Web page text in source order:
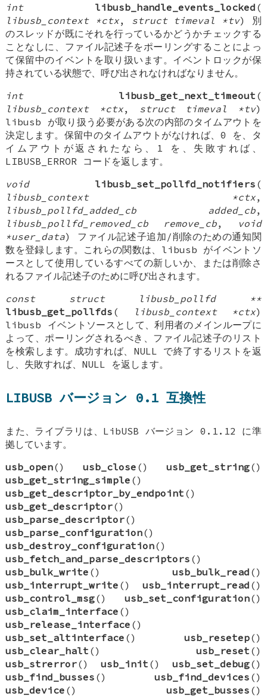
int
libusb_handle_events_locked (
libusb_context *ctx, struct timeval *tv) 別
のスレッドが既にそれを行っているかどうかチェックする
ことなしに、ファイル記述子をポーリングすることによっ
て保留中のイベントを取り扱います。イベントロックが保
持されている状態で、呼び出されなければなりません。
int
libusb_get_next_timeout (
libusb_context *ctx, struct timeval *tv)
libusb が取り扱う必要がある次の内部のタイムアウトを
決定します。保留中のタイムアウトがなければ、0 を、タ
イムアウトが返されたなら、1 を、失敗すれば、
LIBUSB_ERROR コードを返します。
void
libusb_set_pollfd_notifiers (
libusb_context *ctx,
libusb_pollfd_added_cb added_cb,
libusb_pollfd_removed_cb remove_cb,
void
*user_data) ファイル記述子追加/削除のための通知関
数を登録します。これらの関数は、libusb がイベントソ
ースとして使用しているすべての新しいか、または削除さ
れるファイル記述子のために呼び出されます。
const struct libusb_pollfd **
libusb_get_pollfds ( libusb_context *ctx)
libusb イベントソースとして、利用者のメインループに
よって、ポーリングされるべき、ファイル記述子のリスト
を検索します。成功すれば、NULL で終了するリストを返
し、失敗すれば、NULL を返します。
LIBUSB バージョン 0.1 互換性
また、ライブラリは、LibUSB バージョン 0.1.12 に準
拠しています。
usb_open() usb_close () usb_get_string()
usb_get_string_simple ()
usb_get_descriptor_by_endpoint ()
usb_get_descriptor()
usb_parse_descriptor()
usb_parse_configuration()
usb_destroy_configuration()
usb_fetch_and_parse_descriptors ()
usb_bulk_write () usb_bulk_read ()
usb_interrupt_write () usb_interrupt_read ()
usb_control_msg() usb_set_configuration()
usb_claim_interface ()
usb_release_interface ()
usb_set_altinterface () usb_resetep()
usb_clear_halt () usb_reset ()
usb_strerror() usb_init () usb_set_debug()
usb_find_busses () usb_find_devices ()
usb_device () usb_get_busses ()